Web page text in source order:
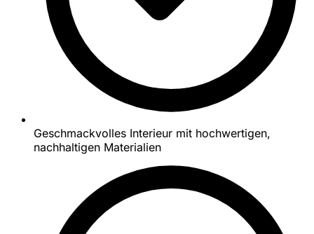
Geschmackvolles Interieur mit hochwertigen,
nachhaltigen Materialien